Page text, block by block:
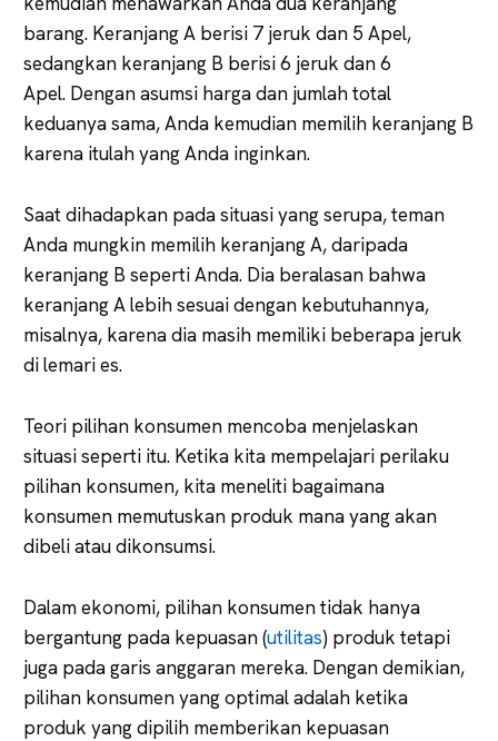
barang. Keranjang A berisi 7 jeruk dan 5 Apel,
sedangkan keranjang B berisi 6 jeruk dan 6
Apel. Dengan asumsi harga dan jumlah total
keduanya sama, Anda kemudian memilih keranjang B
karena itulah yang Anda inginkan.
Saat dihadapkan pada situasi yang serupa, teman
Anda mungkin memilih keranjang A, daripada
keranjang B seperti Anda. Dia beralasan bahwa
keranjang A lebih sesuai dengan kebutuhannya,
misalnya, karena dia masih memiliki beberapa jeruk
di lemari es.
Teori pilihan konsumen mencoba menjelaskan
situasi seperti itu. Ketika kita mempelajari perilaku
pilihan konsumen, kita meneliti bagaimana
konsumen memutuskan produk mana yang akan
dibeli atau dikonsumsi.
Dalam ekonomi, pilihan konsumen tidak hanya
bergantung pada kepuasan (utilitas) produk tetapi
juga pada garis anggaran mereka. Dengan demikian,
pilihan konsumen yang optimal adalah ketika
produk yang dipilih memberikan kepuasan